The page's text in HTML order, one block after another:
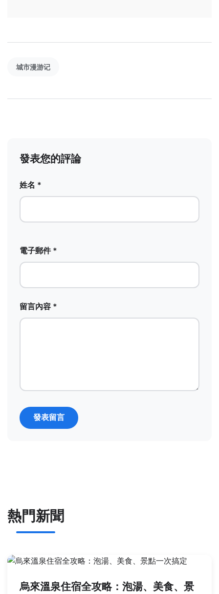
城市漫游记
發表您的評論
姓名 *
電子郵件 *
留言內容 *
發表留言
熱門新聞
烏來溫泉住宿全攻略：泡湯、美食、景